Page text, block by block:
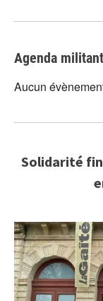
Agenda
Aucun
Solidarité